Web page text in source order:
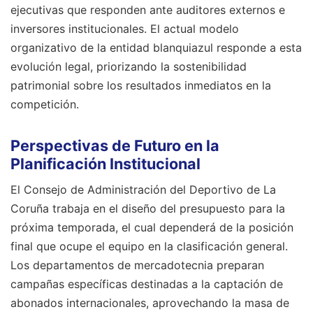
ejecutivas que responden ante auditores externos e
inversores institucionales. El actual modelo
organizativo de la entidad blanquiazul responde a esta
evolución legal, priorizando la sostenibilidad
patrimonial sobre los resultados inmediatos en la
competición.
Perspectivas de Futuro en la
Planificación Institucional
El Consejo de Administración del Deportivo de La
Coruña trabaja en el diseño del presupuesto para la
próxima temporada, el cual dependerá de la posición
final que ocupe el equipo en la clasificación general.
Los departamentos de mercadotecnia preparan
campañas específicas destinadas a la captación de
abonados internacionales, aprovechando la masa de